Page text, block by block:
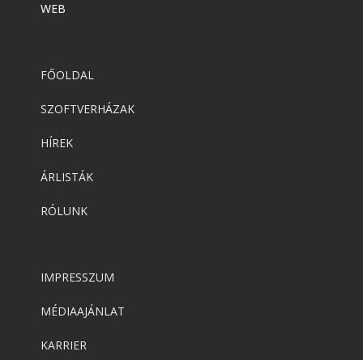
WEB
FŐOLDAL
SZOFTVERHÁZAK
HÍREK
ÁRLISTÁK
RÓLUNK
IMPRESSZUM
MÉDIAAJÁNLAT
KARRIER